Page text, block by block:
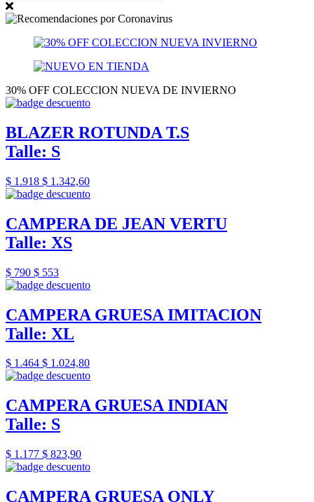
30% OFF COLECCION NUEVA DE INVIERNO
BLAZER ROTUNDA T.S
Talle: S
$ 1.918 $ 1.342,60
CAMPERA DE JEAN VERTU
Talle: XS
$ 790 $ 553
CAMPERA GRUESA IMITACION
Talle: XL
$ 1.464 $ 1.024,80
CAMPERA GRUESA INDIAN
Talle: S
$ 1.177 $ 823,90
CAMPERA GRUESA ONLY